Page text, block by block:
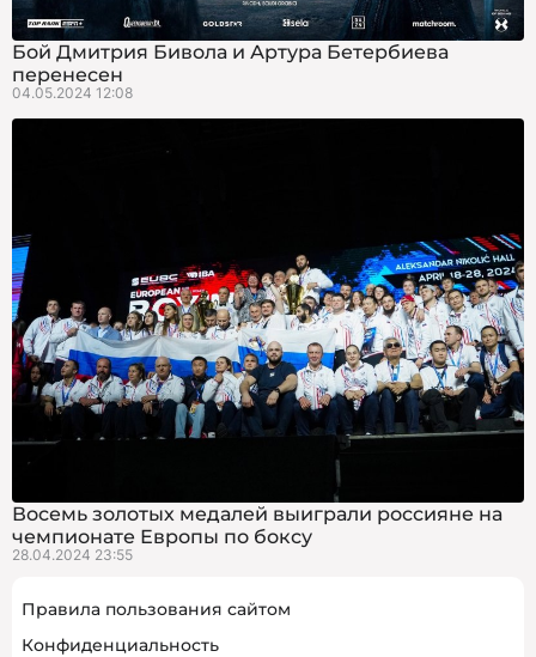
Бой Дмитрия Бивола и Артура Бетербиева
перенесен
04.05.2024 12:08
Восемь золотых медалей выиграли россияне на
чемпионате Европы по боксу
28.04.2024 23:55
Правила пользования сайтом
Конфиденциальность